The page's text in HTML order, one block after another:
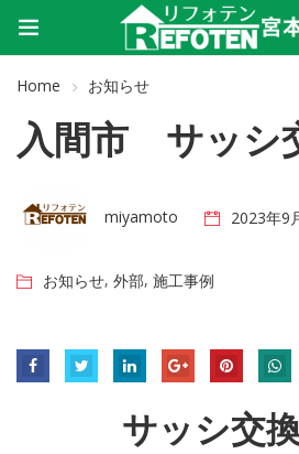
Home お知らせ
入間市 サッシ
miyamoto 2023年9
お知らせ, 外部, 施工事例
サッシ交